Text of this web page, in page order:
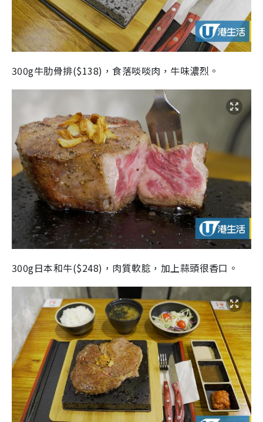
300g牛肋骨排($138)，食落啖啖肉，牛味濃烈。
300g日本和牛($248)，肉質軟腍，加上蒜頭很香口。